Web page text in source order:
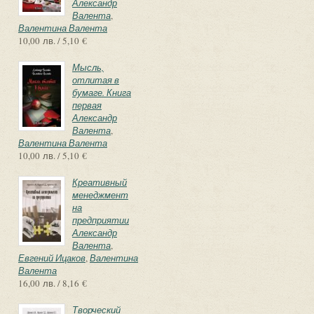
Александр
Валента,
Валентина Валента
10,00 лв. / 5,10 €
Мысль,
отлитая в
бумаге. Книга
первая
Александр
Валента,
Валентина Валента
10,00 лв. / 5,10 €
Креативный
менеджмент
на
предприятии
Александр
Валента,
Евгений Ицаков,Валентина
Валента
16,00 лв. / 8,16 €
Творческий